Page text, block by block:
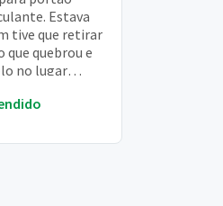
Estava
tive que retirar
que quebrou e
no lugar